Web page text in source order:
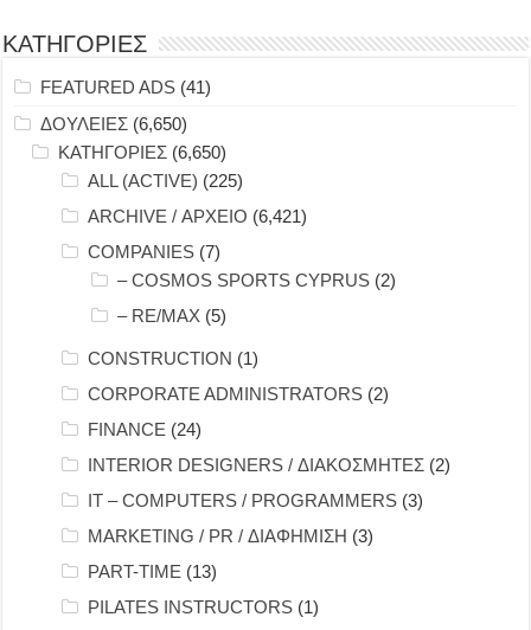
ΚΑΤΗΓΟΡΙΕΣ
FEATURED ADS (41)
ΔΟΥΛΕΙΕΣ (6,650)
ΚΑΤΗΓΟΡΙΕΣ (6,650)
ALL (ACTIVE) (225)
ARCHIVE / ΑΡΧΕΙΟ (6,421)
COMPANIES (7)
– COSMOS SPORTS CYPRUS (2)
– RE/MAX (5)
CONSTRUCTION (1)
CORPORATE ADMINISTRATORS (2)
FINANCE (24)
INTERIOR DESIGNERS / ΔΙΑΚΟΣΜΗΤΕΣ (2)
IT – COMPUTERS / PROGRAMMERS (3)
MARKETING / PR / ΔΙΑΦΗΜΙΣΗ (3)
PART-TIME (13)
PILATES INSTRUCTORS (1)